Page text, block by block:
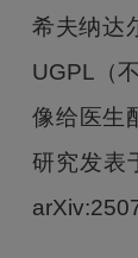
希夫纳达
UGPL（
像给医生
研究发表